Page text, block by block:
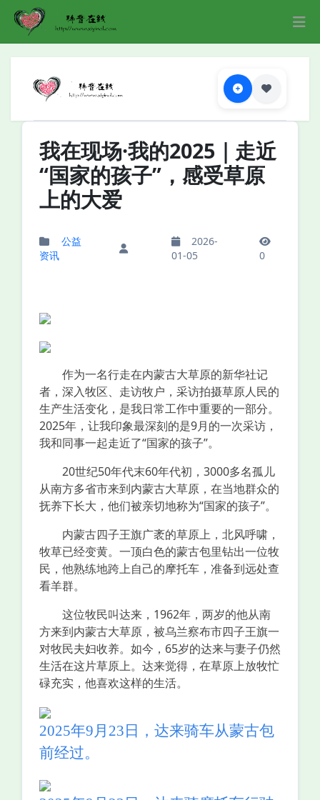
我在现场·我的2025｜走近
“国家的孩子”，感受草原
上的大爱
公益
资讯
2026-
01-05
0
作为一名行走在内蒙古大草原的新华社记
者，深入牧区、走访牧户，采访拍摄草原人民的
生产生活变化，是我日常工作中重要的一部分。
2025年，让我印象最深刻的是9月的一次采访，
我和同事一起走近了“国家的孩子”。
20世纪50年代末60年代初，3000多名孤儿
从南方多省市来到内蒙古大草原，在当地群众的
抚养下长大，他们被亲切地称为“国家的孩子”。
内蒙古四子王旗广袤的草原上，北风呼啸，
牧草已经变黄。一顶白色的蒙古包里钻出一位牧
民，他熟练地跨上自己的摩托车，准备到远处查
看羊群。
这位牧民叫达来，1962年，两岁的他从南
方来到内蒙古大草原，被乌兰察布市四子王旗一
对牧民夫妇收养。如今，65岁的达来与妻子仍然
生活在这片草原上。达来觉得，在草原上放牧忙
碌充实，他喜欢这样的生活。
2025年9月23日，达来骑车从蒙古包
前经过。